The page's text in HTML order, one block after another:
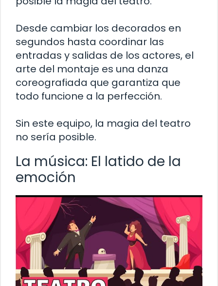
Desde cambiar los decorados en
segundos hasta coordinar las
entradas y salidas de los actores, el
arte del montaje es una danza
coreografiada que garantiza que
todo funcione a la perfección.
Sin este equipo, la magia del teatro
no sería posible.
La música: El latido de la
emoción